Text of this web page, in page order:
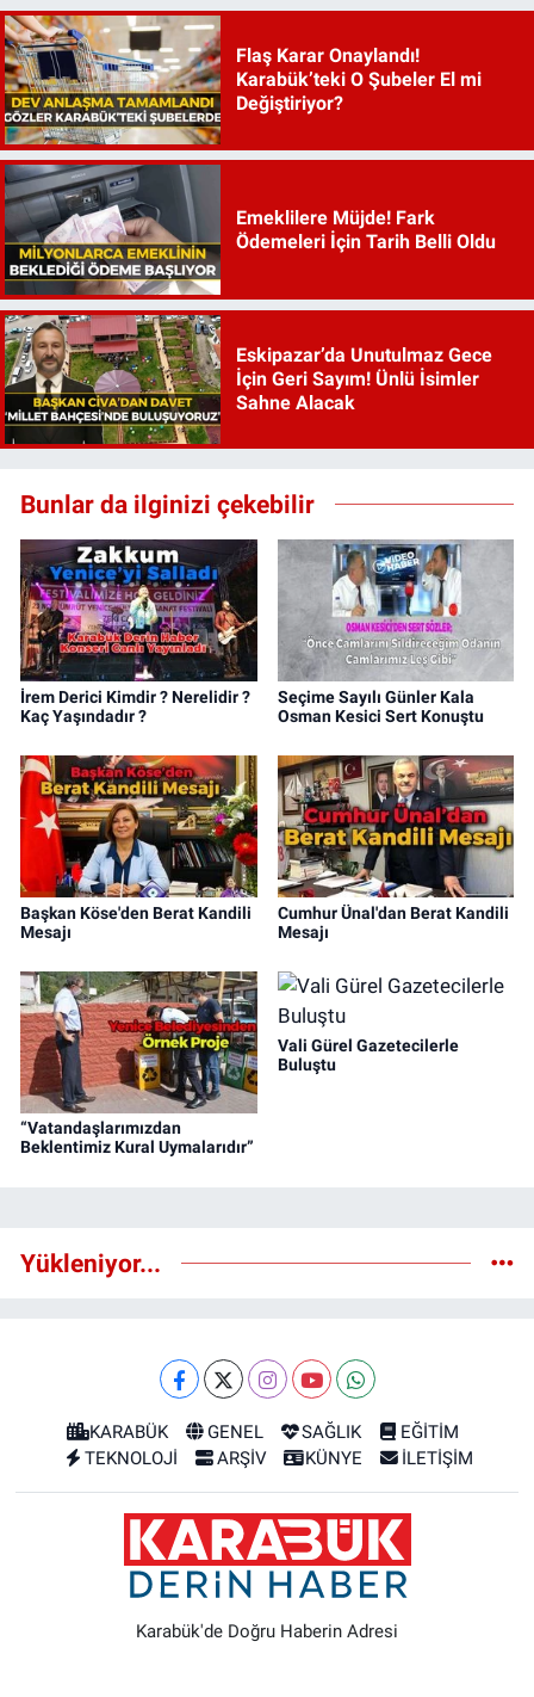
Flaş Karar Onaylandı!
Karabük’teki O Şubeler El mi
Değiştiriyor?
Emeklilere Müjde! Fark
Ödemeleri İçin Tarih Belli Oldu
Eskipazar’da Unutulmaz Gece
İçin Geri Sayım! Ünlü İsimler
Sahne Alacak
Bunlar da ilginizi çekebilir
İrem Derici Kimdir ? Nerelidir ?
Kaç Yaşındadır ?
Seçime Sayılı Günler Kala
Osman Kesici Sert Konuştu
Başkan Köse'den Berat Kandili
Mesajı
Cumhur Ünal'dan Berat Kandili
Mesajı
“Vatandaşlarımızdan
Beklentimiz Kural Uymalarıdır”
Vali Gürel Gazetecilerle
Buluştu
Yükleniyor...
KARABÜK GENEL SAĞLIK
EĞİTİM
TEKNOLOJİ
ARŞİV KÜNYE İLETİŞİM
Karabük'de Doğru Haberin Adresi